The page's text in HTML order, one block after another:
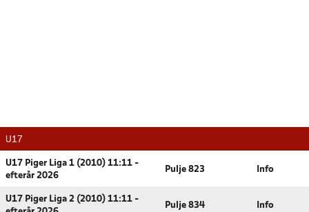
U17
U17 Piger Liga 1 (2010) 11:11 -
efterår 2026
Pulje 823 Info
U17 Piger Liga 2 (2010) 11:11 -
Pulje 834 Info